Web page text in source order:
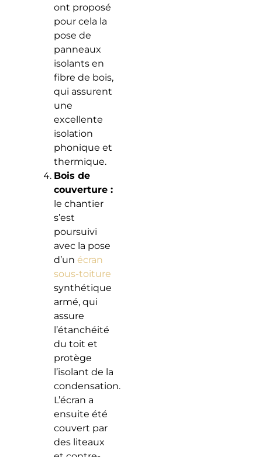
ont proposé
pour cela la
pose de
panneaux
isolants en
fibre de bois,
qui assurent
une
excellente
isolation
phonique et
thermique.
Bois de
couverture :
le chantier
s’est
poursuivi
avec la pose
d’un écran
sous-toiture
synthétique
armé, qui
assure
l’étanchéité
du toit et
protège
l’isolant de la
condensation.
L’écran a
ensuite été
couvert par
des liteaux